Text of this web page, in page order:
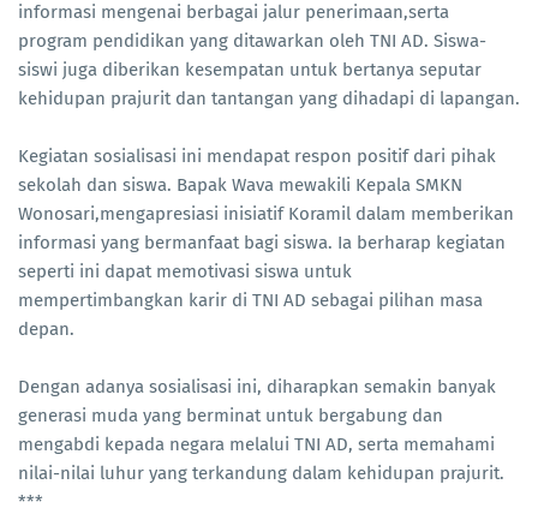
informasi mengenai berbagai jalur penerimaan,serta
program pendidikan yang ditawarkan oleh TNI AD. Siswa-
siswi juga diberikan kesempatan untuk bertanya seputar
kehidupan prajurit dan tantangan yang dihadapi di lapangan.
Kegiatan sosialisasi ini mendapat respon positif dari pihak
sekolah dan siswa. Bapak Wava mewakili Kepala SMKN
Wonosari,mengapresiasi inisiatif Koramil dalam memberikan
informasi yang bermanfaat bagi siswa. Ia berharap kegiatan
seperti ini dapat memotivasi siswa untuk
mempertimbangkan karir di TNI AD sebagai pilihan masa
depan.
Dengan adanya sosialisasi ini, diharapkan semakin banyak
generasi muda yang berminat untuk bergabung dan
mengabdi kepada negara melalui TNI AD, serta memahami
nilai-nilai luhur yang terkandung dalam kehidupan prajurit.
***